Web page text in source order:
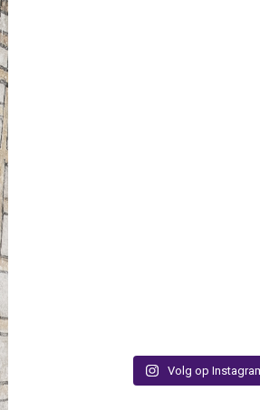
Volg op